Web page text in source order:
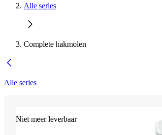
Alle series
Complete hakmolen
Alle series
Niet meer leverbaar